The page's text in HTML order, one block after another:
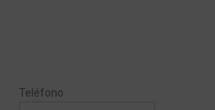
Teléfono